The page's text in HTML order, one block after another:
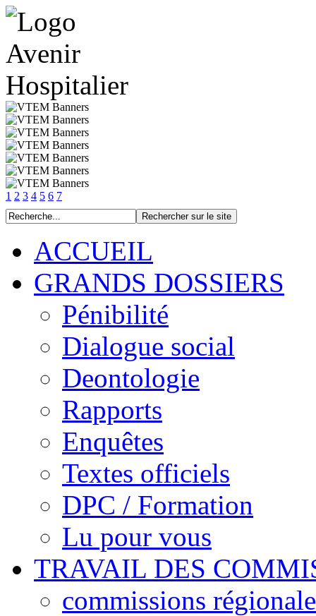
1 2 3 4 5 6 7
ACCUEIL
GRANDS DOSSIERS
Pénibilité
Dialogue social
Deontologie
Rapports
Enquêtes
Textes officiels
DPC / Formation
Lu pour vous
TRAVAIL DES
commissions